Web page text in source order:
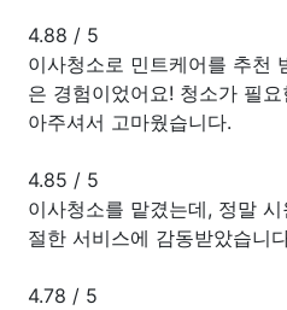
4.88 / 5
이사청소로 민트케어를 추천
은 경험이었어요! 청소가 필
아주셔서 고마웠습니다.
4.85 / 5
이사청소를 맡겼는데, 정말
절한 서비스에 감동받았습니
4.78 / 5